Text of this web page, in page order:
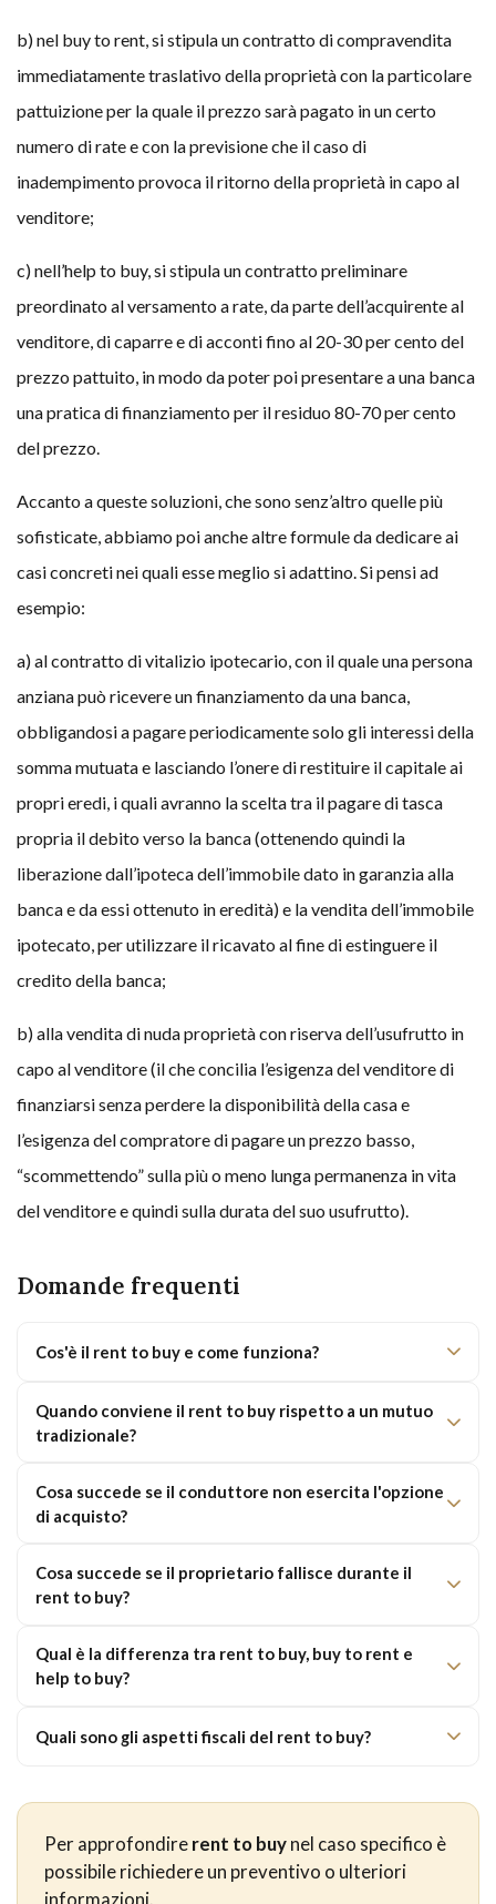
b) nel buy to rent, si stipula un contratto di compravendita
immediatamente traslativo della proprietà con la particolare
pattuizione per la quale il prezzo sarà pagato in un certo
numero di rate e con la previsione che il caso di
inadempimento provoca il ritorno della proprietà in capo al
venditore;
c) nell’help to buy, si stipula un contratto preliminare
preordinato al versamento a rate, da parte dell’acquirente al
venditore, di caparre e di acconti fino al 20-30 per cento del
prezzo pattuito, in modo da poter poi presentare a una banca
una pratica di finanziamento per il residuo 80-70 per cento
del prezzo.
Accanto a queste soluzioni, che sono senz’altro quelle più
sofisticate, abbiamo poi anche altre formule da dedicare ai
casi concreti nei quali esse meglio si adattino. Si pensi ad
esempio:
a) al contratto di vitalizio ipotecario, con il quale una persona
anziana può ricevere un finanziamento da una banca,
obbligandosi a pagare periodicamente solo gli interessi della
somma mutuata e lasciando l’onere di restituire il capitale ai
propri eredi, i quali avranno la scelta tra il pagare di tasca
propria il debito verso la banca (ottenendo quindi la
liberazione dall’ipoteca dell’immobile dato in garanzia alla
banca e da essi ottenuto in eredità) e la vendita dell’immobile
ipotecato, per utilizzare il ricavato al fine di estinguere il
credito della banca;
b) alla vendita di nuda proprietà con riserva dell’usufrutto in
capo al venditore (il che concilia l’esigenza del venditore di
finanziarsi senza perdere la disponibilità della casa e
l’esigenza del compratore di pagare un prezzo basso,
“scommettendo” sulla più o meno lunga permanenza in vita
del venditore e quindi sulla durata del suo usufrutto).
Domande frequenti
Cos'è il rent to buy e come funziona?
Quando conviene il rent to buy rispetto a un mutuo
tradizionale?
Cosa succede se il conduttore non esercita l'opzione
di acquisto?
Cosa succede se il proprietario fallisce durante il
rent to buy?
Qual è la differenza tra rent to buy, buy to rent e
help to buy?
Quali sono gli aspetti fiscali del rent to buy?
Per approfondirerent to buynel caso specifico è
possibile richiedere un preventivo o ulteriori
informazioni.